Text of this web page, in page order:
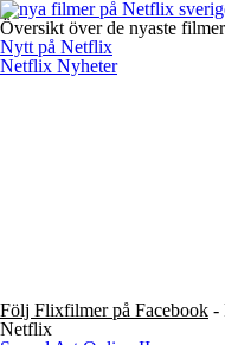
Översikt över de nyaste
Nytt på Netflix
Netflix Nyheter
Följ Flixfilmer på Facebook -
Netflix